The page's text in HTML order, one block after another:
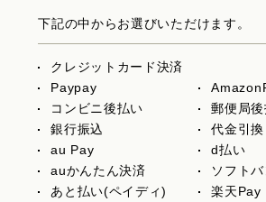
下記の中からお選びいただけます。
クレジットカード決済
Paypay
コンビニ後払い
郵便局
銀行振込
代金引換
au Pay
d払い
auかんたん決済
ソフト
あと払い(ペイディ)
楽天Pay